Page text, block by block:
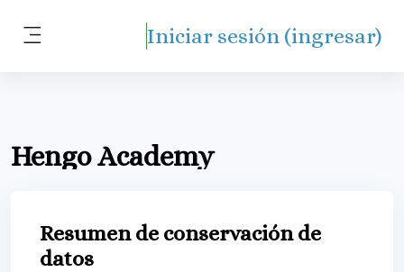
Saltar al contenido principal
Iniciar sesión (ingresar)
Hengo Academy
Resumen de conservación de
datos